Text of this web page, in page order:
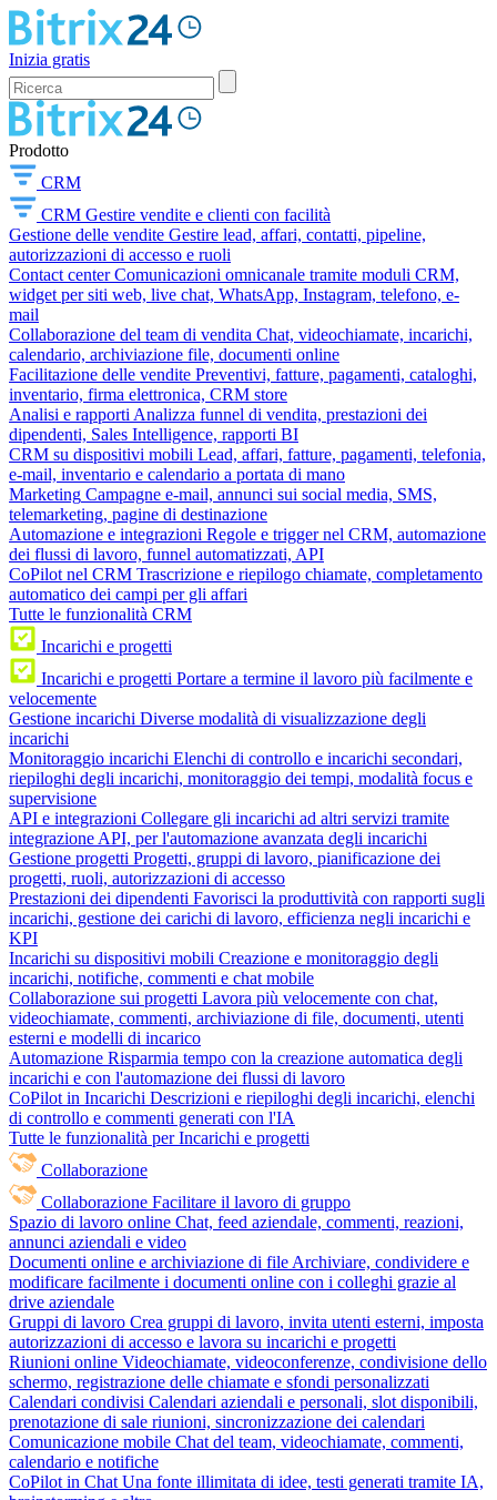
Inizia gratis
Prodotto
CRM
CRM Gestire vendite e clienti con facilità
Gestione delle vendite Gestire lead, affari, contatti, pipeline,
autorizzazioni di accesso e ruoli
Contact center Comunicazioni omnicanale tramite moduli CRM,
widget per siti web, live chat, WhatsApp, Instagram, telefono, e-
mail
Collaborazione del team di vendita Chat, videochiamate, incarichi,
calendario, archiviazione file, documenti online
Facilitazione delle vendite Preventivi, fatture, pagamenti, cataloghi,
inventario, firma elettronica, CRM store
Analisi e rapporti Analizza funnel di vendita, prestazioni dei
dipendenti, Sales Intelligence, rapporti BI
CRM su dispositivi mobili Lead, affari, fatture, pagamenti, telefonia,
e-mail, inventario e calendario a portata di mano
Marketing Campagne e-mail, annunci sui social media, SMS,
telemarketing, pagine di destinazione
Automazione e integrazioni Regole e trigger nel CRM, automazione
dei flussi di lavoro, funnel automatizzati, API
CoPilot nel CRM Trascrizione e riepilogo chiamate, completamento
automatico dei campi per gli affari
Tutte le funzionalità CRM
Incarichi e progetti
Incarichi e progetti Portare a termine il lavoro più facilmente e
velocemente
Gestione incarichi Diverse modalità di visualizzazione degli
incarichi
Monitoraggio incarichi Elenchi di controllo e incarichi secondari,
riepiloghi degli incarichi, monitoraggio dei tempi, modalità focus e
supervisione
API e integrazioni Collegare gli incarichi ad altri servizi tramite
integrazione API, per l'automazione avanzata degli incarichi
Gestione progetti Progetti, gruppi di lavoro, pianificazione dei
progetti, ruoli, autorizzazioni di accesso
Prestazioni dei dipendenti Favorisci la produttività con rapporti sugli
incarichi, gestione dei carichi di lavoro, efficienza negli incarichi e
KPI
Incarichi su dispositivi mobili Creazione e monitoraggio degli
incarichi, notifiche, commenti e chat mobile
Collaborazione sui progetti Lavora più velocemente con chat,
videochiamate, commenti, archiviazione di file, documenti, utenti
esterni e modelli di incarico
Automazione Risparmia tempo con la creazione automatica degli
incarichi e con l'automazione dei flussi di lavoro
CoPilot in Incarichi Descrizioni e riepiloghi degli incarichi, elenchi
di controllo e commenti generati con l'IA
Tutte le funzionalità per Incarichi e progetti
Collaborazione
Collaborazione Facilitare il lavoro di gruppo
Spazio di lavoro online Chat, feed aziendale, commenti, reazioni,
annunci aziendali e video
Documenti online e archiviazione di file Archiviare, condividere e
modificare facilmente i documenti online con i colleghi grazie al
drive aziendale
Gruppi di lavoro Crea gruppi di lavoro, invita utenti esterni, imposta
autorizzazioni di accesso e lavora su incarichi e progetti
Riunioni online Videochiamate, videoconferenze, condivisione dello
schermo, registrazione delle chiamate e sfondi personalizzati
Calendari condivisi Calendari aziendali e personali, slot disponibili,
prenotazione di sale riunioni, sincronizzazione dei calendari
Comunicazione mobile Chat del team, videochiamate, commenti,
calendario e notifiche
CoPilot in Chat Una fonte illimitata di idee, testi generati tramite IA,